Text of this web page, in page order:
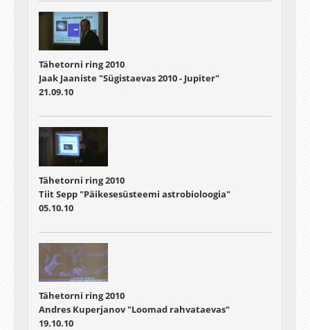
Tähetorni ring 2010
Jaak Jaaniste "Sügistaevas 2010 - Jupiter"
21.09.10
Tähetorni ring 2010
Tiit Sepp "Päikesesüsteemi astrobioloogia"
05.10.10
Tähetorni ring 2010
Andres Kuperjanov "Loomad rahvataevas"
19.10.10